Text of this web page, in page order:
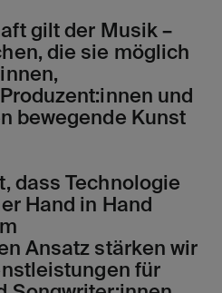
gilt der Musik –
die sie möglich
und
bewegende Kunst
dass Technologie
Hand in Hand
Ansatz stärken wir
für